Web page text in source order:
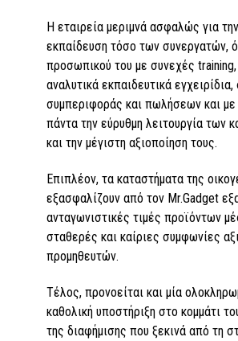
Η εταιρεία μεριμνά ασφαλώς για
εκπαίδευση τόσο των συνεργατών,
προσωπικού του με συνεχές training,
αναλυτικά εκπαιδευτικά εγχειρίδια,
συμπεριφοράς και πωλήσεων και με
πάντα την εύρυθμη λειτουργία των
και την μέγιστη αξιοποίηση τους.
Επιπλέον, τα καταστήματα της
εξασφαλίζουν από τον Mr.Gadget
ανταγωνιστικές τιμές προϊόντων
σταθερές και καίριες συμφωνίες
προμηθευτών.
Τέλος, προνοείται και μία
καθολική υποστήριξη στο κομμάτι
της διαφήμισης που ξεκινά από τη